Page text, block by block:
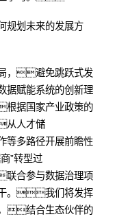
划未来的发展方
，避免跳跃式发
赋能系统的创新理
据国家产业政策的
从人才储
多路径开展前瞻性
”转型过
合参与数据治理项
。我们将发挥
结合生态伙伴的